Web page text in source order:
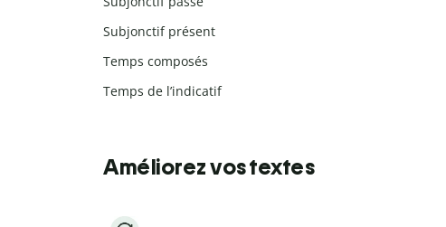
Subjonctif présent
Temps composés
Temps de l’indicatif
Améliorez vos textes